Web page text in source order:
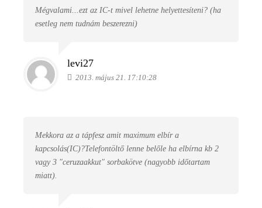
Mégvalami...ezt az IC-t mivel lehetne helyettesíteni? (ha
esetleg nem tudnám beszerezni)
levi27
2013. május 21. 17:10:28
Mekkora az a tápfesz amit maximum elbír a
kapcsolás(IC)?Telefontöltő lenne belőle ha elbírna kb 2
vagy 3 "ceruzaakkut" sorbakötve (nagyobb időtartam
miatt).